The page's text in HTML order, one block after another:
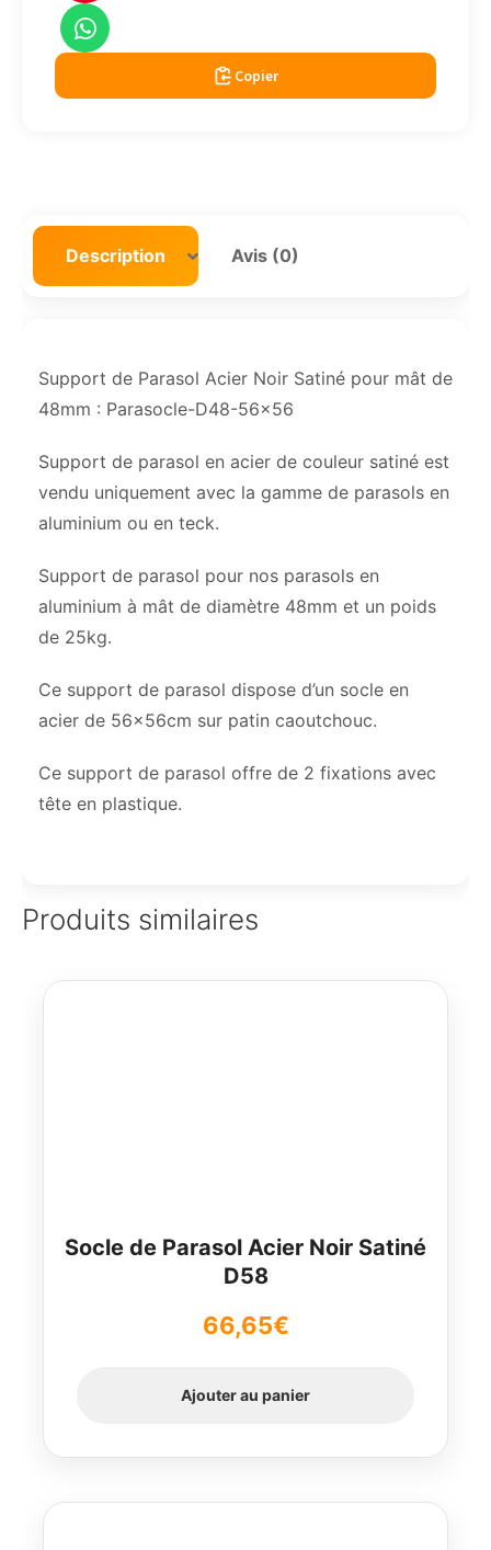
Copier
Description Avis (0)
Support de Parasol Acier Noir Satiné pour mât de
48mm : Parasocle-D48-56×56
Support de parasol en acier de couleur satiné est
vendu uniquement avec la gamme de parasols en
aluminium ou en teck.
Support de parasol pour nos parasols en
aluminium à mât de diamètre 48mm et un poids
de 25kg.
Ce support de parasol dispose d’un socle en
acier de 56x56cm sur patin caoutchouc.
Ce support de parasol offre de 2 fixations avec
tête en plastique.
Produits similaires
Socle de Parasol Acier Noir Satiné
D58
66,65€
Ajouter au panier
Ce